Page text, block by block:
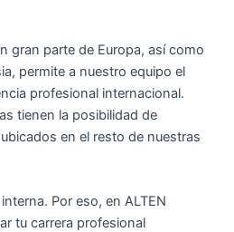
gran parte de Europa, así como
permite a nuestro equipo el
profesional internacional.
tienen la posibilidad de
en el resto de nuestras
. Por eso, en ALTEN
tu carrera profesional